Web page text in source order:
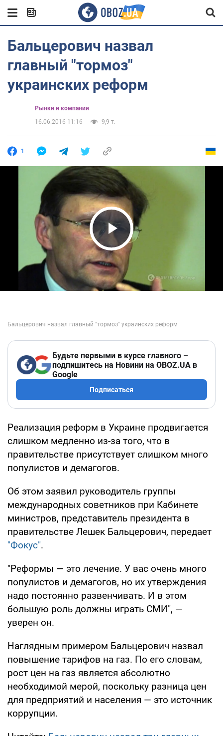
Бальцерович назвал
главный "тормоз"
украинских реформ
Рынки и компании
16.06.2016 11:16
9,9 т.
1
Play Video
Будьте первыми в курсе главного –
подпишитесь на Новини на OBOZ.UA в
Google
Подписаться
Реализация реформ в Украине продвигается
слишком медленно из-за того, что в
правительстве присутствует слишком много
популистов и демагогов.
Об этом заявил руководитель группы
международных советников при Кабинете
министров, представитель президента в
правительстве Лешек Бальцерович, передает
"Фокус".
"Реформы — это лечение. У вас очень много
популистов и демагогов, но их утверждения
надо постоянно развенчивать. И в этом
большую роль должны играть СМИ", —
уверен он.
Наглядным примером Бальцерович назвал
повышение тарифов на газ. По его словам,
рост цен на газ является абсолютно
необходимой мерой, поскольку разница цен
для предприятий и населения — это источник
коррупции.